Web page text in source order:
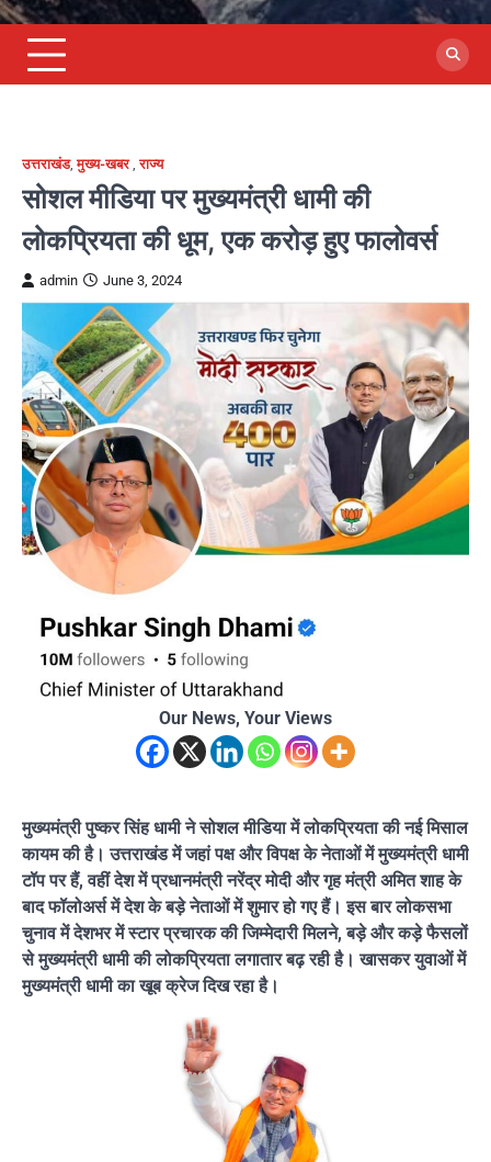
उत्तराखंड,मुख्य-खबर,राज्य
सोशल मीडिया पर मुख्यमंत्री धामी की
लोकप्रियता की धूम, एक करोड़ हुए फालोवर्स
admin June 3, 2024
Our News, Your Views
मुख्यमंत्री पुष्कर सिंह धामी ने सोशल मीडिया में लोकप्रियता की नई मिसाल
कायम की है। उत्तराखंड में जहां पक्ष और विपक्ष के नेताओं में मुख्यमंत्री धामी
टॉप पर हैं, वहीं देश में प्रधानमंत्री नरेंद्र मोदी और गृह मंत्री अमित शाह के
बाद फॉलोअर्स में देश के बड़े नेताओं में शुमार हो गए हैं। इस बार लोकसभा
चुनाव में देशभर में स्टार प्रचारक की जिम्मेदारी मिलने, बड़े और कड़े फैसलों
से मुख्यमंत्री धामी की लोकप्रियता लगातार बढ़ रही है। खासकर युवाओं में
मुख्यमंत्री धामी का खूब क्रेज दिख रहा है।